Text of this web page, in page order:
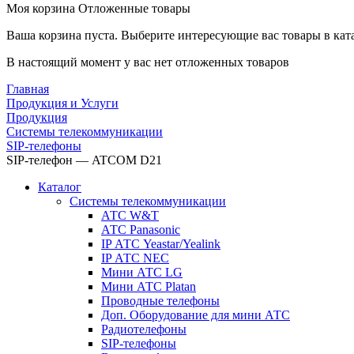
Моя корзина Отложенные товары
Ваша корзина пуста. Выберите интересующие вас товары в
В настоящий момент у вас нет отложенных товаров
Главная
Продукция и Услуги
Продукция
Системы телекоммуникации
SIP-телефоны
SIP-телефон — ATCOM D21
Каталог
Системы телекоммуникации
АТС W&T
АТС Panasonic
IP АТС Yeastar/Yealink
IP АТС NEC
Мини АТС LG
Мини АТС Platan
Проводные телефоны
Доп. Оборудование для мини АТС
Радиотелефоны
SIP-телефоны